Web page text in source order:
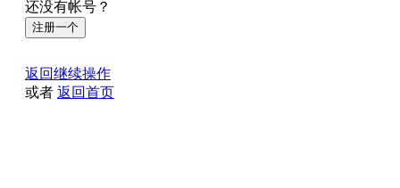
还没有帐号？
注册一个
返回继续操作
或者 返回首页